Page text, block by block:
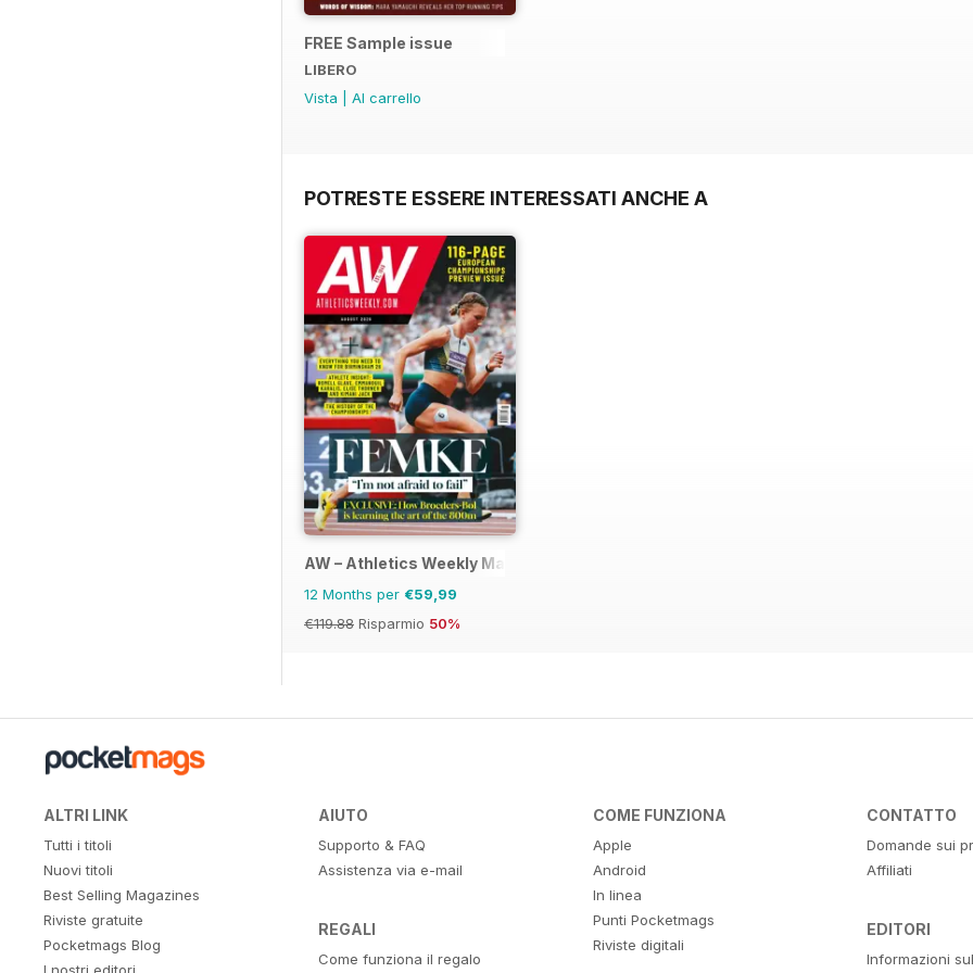
FREE Sample issue
LIBERO
Vista
Al carrello
POTRESTE ESSERE INTERESSATI ANCHE A
AW – Athletics Weekly Magazine
12 Months per €59,99
€119.88 Risparmio 50%
ALTRI LINK
Tutti i titoli
Nuovi titoli
Best Selling Magazines
Riviste gratuite
Pocketmags Blog
I nostri editori
AIUTO
Supporto & FAQ
Assistenza via e-mail
REGALI
Come funziona il regalo
COME FUNZIONA
Apple
Android
In linea
Punti Pocketmags
Riviste digitali
CONTATTO
Domande sui
Affiliati
EDITORI
Informazioni